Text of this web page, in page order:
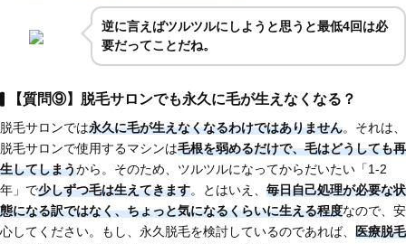
逆に言えばツルツルにしようと思うと最低4回は必
要だってことだね。
【質問⑨】脱毛サロンでも永久に毛が生えなくなる？
脱毛サロンでは永久に毛が生えなくなるわけではありません。それは、
脱毛サロンで使用するマシンは毛根を弱めるだけで、毛はどうしても再
生してしまうから。そのため、ツルツルになってからだいたい「1-2
年」で少しずつ毛は生えてきます。とはいえ、 毎日自己処理が必要な状
態になる訳ではなく、ちょっと気になるくらいに生える程度なので、安
心してください。もし、永久脱毛を検討しているのであれば、 医療脱毛